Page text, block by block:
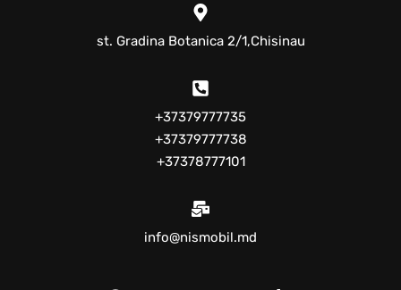
st. Gradina Botanica 2/1,Chisinau
+37379777735
+37379777738
+37378777101
info@nismobil.md